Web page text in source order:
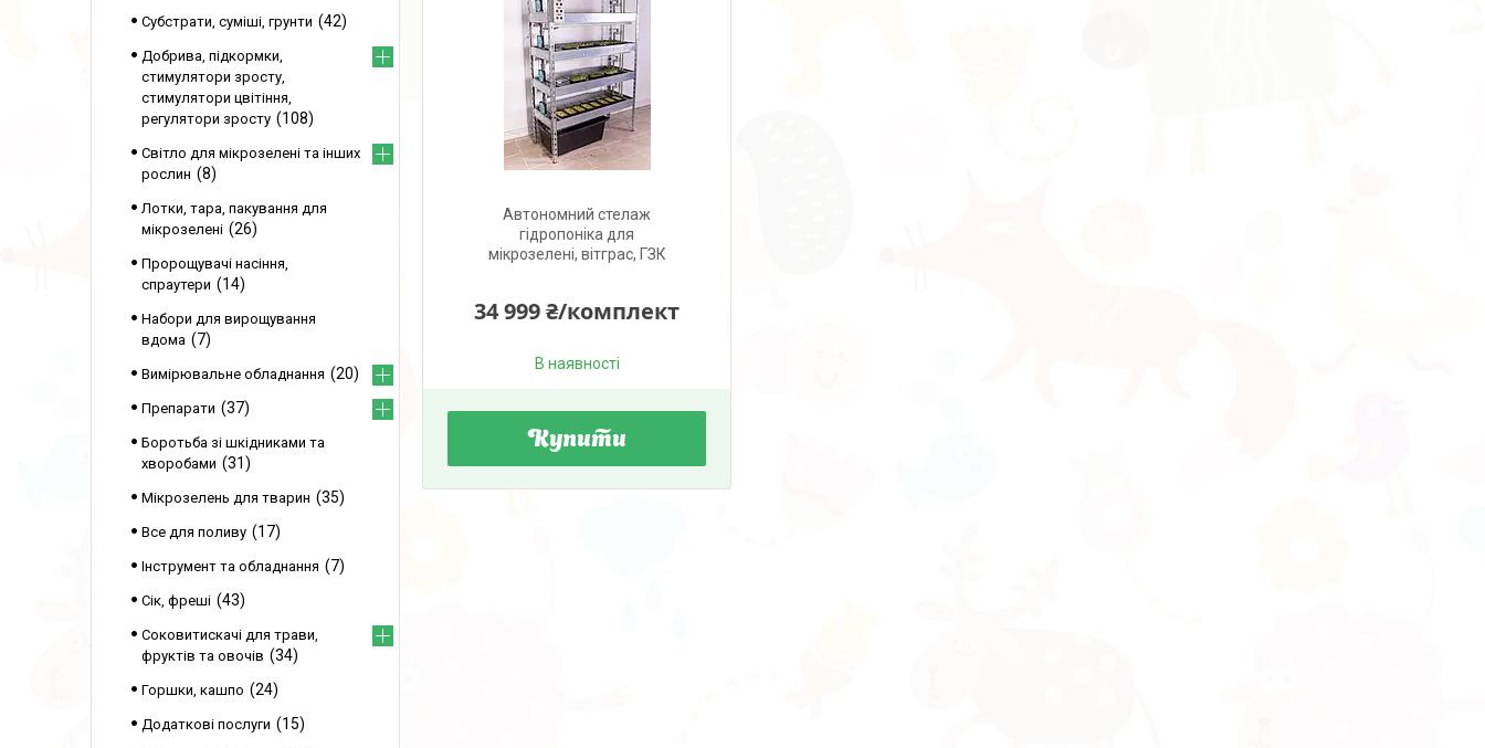
Автономний стелаж
гідропоніка для
мікрозелені, вітграс, ГЗК
34 999 ₴/комплект
В наявності
Купити
Субстрати, суміші, грунти 42
Добрива, підкормки,
стимулятори зросту,
стимулятори цвітіння,
регулятори зросту
108
Світло для мікрозелені та інших
рослин
8
Лотки, тара, пакування для
мікрозелені
26
Пророщувачі насіння,
спраутери
14
Набори для вирощування
вдома
7
Вимірювальне обладнання 20
Препарати 37
Боротьба зі шкідниками та
хворобами
31
Мікрозелень для тварин 35
Все для поливу 17
Інструмент та обладнання 7
Сік, фреші 43
Соковитискачі для трави,
фруктів та овочів
34
Горшки, кашпо 24
Додаткові послуги 15